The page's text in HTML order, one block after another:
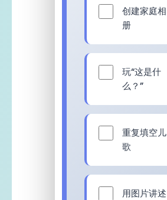
创建家庭相
册
玩“这是什
么？”
重复填空儿
歌
用图片讲述